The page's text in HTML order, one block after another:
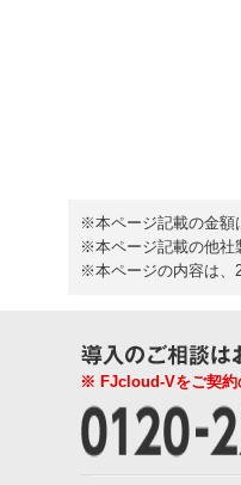
※本ページ記載の金額
※本ページ記載の他社
※本ページの内容は、
※ FJcloud-Vをご契約